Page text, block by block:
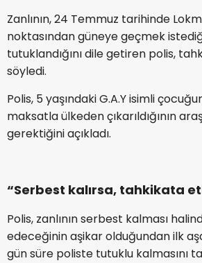
Zanlının, 24 Temmuz tarihinde
noktasından güneye geçmek
tutuklandığını dile getiren polis,
söyledi.
Polis, 5 yaşındaki G.A.Y isimli
maksatla ülkeden çıkarıldığının
gerektiğini açıkladı.
“Serbest kalırsa, tahkikata
Polis, zanlının serbest kalması
edeceğinin aşikar olduğundan ilk
gün süre poliste tutuklu kalmasını